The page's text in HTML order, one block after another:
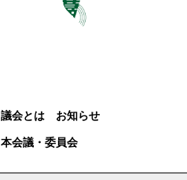
議会とは
お知らせ
本会議・委員会